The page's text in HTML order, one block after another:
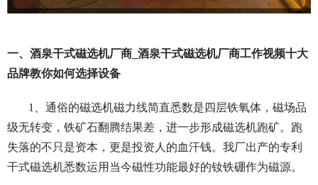
一、酒泉干式磁选机厂商_酒泉干式磁选机厂商工作视频十大
品牌教你如何选择设备
1、通俗的磁选机磁力线简直悉数是四层铁氧体，磁场品
级无转变，铁矿石翻腾结果差，进一步形成磁选机跑矿。跑
失落的不只是资本，更是投资人的血汗钱。我厂出产的专利
干式磁选机悉数运用当今磁性功能最好的钕铁硼作为磁源。